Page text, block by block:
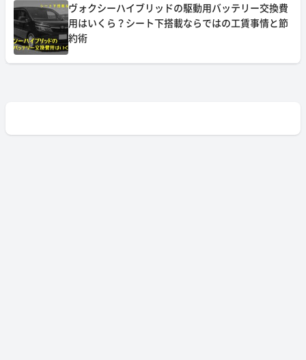
ヴォクシーハイブリッドの駆動用バッテリー交換費
用はいくら？シート下搭載ならではの工賃事情と節
約術